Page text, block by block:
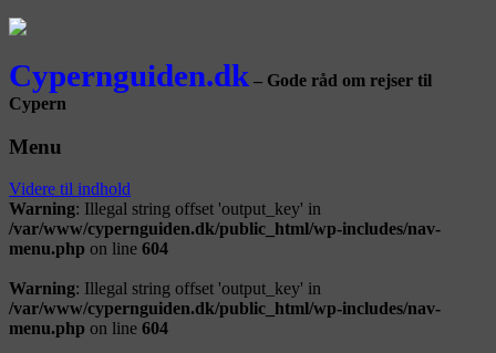
Cypernguiden.dk – Gode råd om rejser til
Cypern
Menu
Videre til indhold
Warning: Illegal string offset 'output_key' in
/var/www/cypernguiden.dk/public_html/wp-includes/nav-
menu.php on line 604
Warning: Illegal string offset 'output_key' in
/var/www/cypernguiden.dk/public_html/wp-includes/nav-
menu.php on line 604